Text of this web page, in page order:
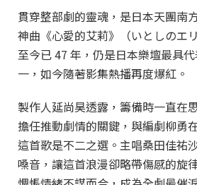
貫穿整部劇的靈魂，是日本天團南
神曲《心愛的艾莉》（いとしのエ
至今已 47 年，仍是日本樂壇最具
一，如今隨著影集熱播再度爆紅。
製作人延尚昊透露，籌備時一直在
擔任推動劇情的關鍵，與編劇柳勇
這首歌是不二之選。主唱桑田佳祐
嗓音，讓這首浪漫卻略帶傷感的旋